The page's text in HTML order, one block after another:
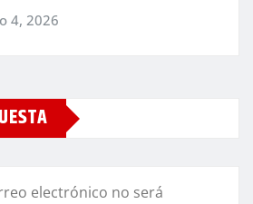
4, 2026
electrónico no será